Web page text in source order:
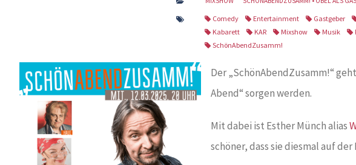
Comedy Entertainment Gastgeber
Kabarett
KAR Mixshow Musik
SchönAbendZusamm!
Der „SchönAbendZusamm!“
Abend“ sorgen werden.
Mit dabei ist Esther Münch alias
schöner, dass sie diesmal auf